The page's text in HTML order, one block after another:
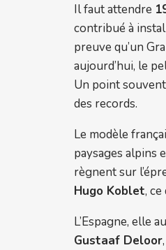
Il faut attendre
contribué à
preuve qu’un
aujourd’hui, le
Un point
des records.
Le modèle
paysages alpins
règnent sur
Hugo Koblet,
L’Espagne, elle
Gustaaf Deloor